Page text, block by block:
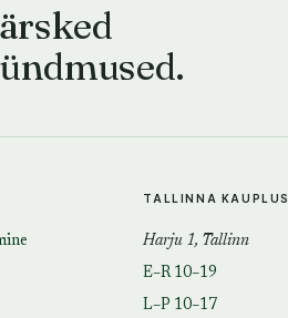
TALLINNA KAUPLUS
Harju 1, Tallinn
E–R 10–19
L–P 10–17